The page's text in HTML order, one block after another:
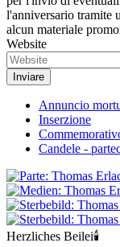
l'anniversario tramite
alcun materiale
Website
Annuncio
Inserzione
Candele -
Herzliches Beilei🕯